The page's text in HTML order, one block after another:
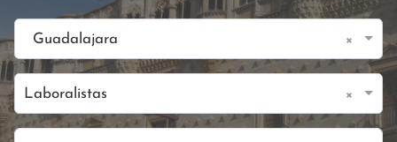
Guadalajara ×
Laboralistas ×